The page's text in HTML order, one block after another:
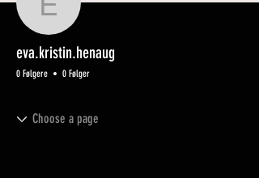
eva.kristin.henaug
0 Følgere 0 Følger